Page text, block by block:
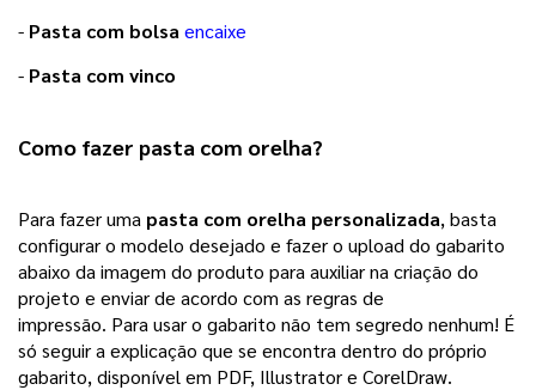
- Pasta com bolsa encaixe
- Pasta com vinco
Como fazer pasta com orelha?
Para fazer uma pasta com orelha personalizada, basta
configurar o modelo desejado e fazer o upload do gabarito
abaixo da imagem do produto para auxiliar na criação do
projeto e enviar de acordo com as regras de
impressão. Para usar o gabarito não tem segredo nenhum! É
só seguir a explicação que se encontra dentro do próprio
gabarito, disponível em PDF, Illustrator e CorelDraw.